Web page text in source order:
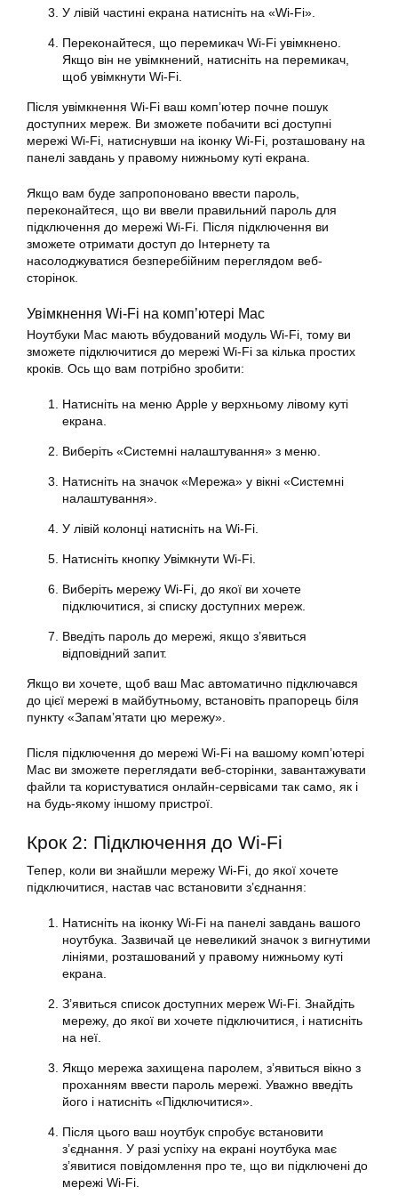
У лівій частині екрана натисніть на «Wi-Fi».
Переконайтеся, що перемикач Wi-Fi увімкнено.
Якщо він не увімкнений, натисніть на перемикач,
щоб увімкнути Wi-Fi.
Після увімкнення Wi-Fi ваш комп’ютер почне пошук
доступних мереж. Ви зможете побачити всі доступні
мережі Wi-Fi, натиснувши на іконку Wi-Fi, розташовану на
панелі завдань у правому нижньому куті екрана.
Якщо вам буде запропоновано ввести пароль,
переконайтеся, що ви ввели правильний пароль для
підключення до мережі Wi-Fi. Після підключення ви
зможете отримати доступ до Інтернету та
насолоджуватися безперебійним переглядом веб-
сторінок.
Увімкнення Wi-Fi на комп’ютері Mac
Ноутбуки Mac мають вбудований модуль Wi-Fi, тому ви
зможете підключитися до мережі Wi-Fi за кілька простих
кроків. Ось що вам потрібно зробити:
Натисніть на меню Apple у верхньому лівому куті
екрана.
Виберіть «Системні налаштування» з меню.
Натисніть на значок «Мережа» у вікні «Системні
налаштування».
У лівій колонці натисніть на Wi-Fi.
Натисніть кнопку Увімкнути Wi-Fi.
Виберіть мережу Wi-Fi, до якої ви хочете
підключитися, зі списку доступних мереж.
Введіть пароль до мережі, якщо з’явиться
відповідний запит.
Якщо ви хочете, щоб ваш Mac автоматично підключався
до цієї мережі в майбутньому, встановіть прапорець біля
пункту «Запам’ятати цю мережу».
Після підключення до мережі Wi-Fi на вашому комп’ютері
Mac ви зможете переглядати веб-сторінки, завантажувати
файли та користуватися онлайн-сервісами так само, як і
на будь-якому іншому пристрої.
Крок 2: Підключення до Wi-Fi
Тепер, коли ви знайшли мережу Wi-Fi, до якої хочете
підключитися, настав час встановити з’єднання:
Натисніть на іконку Wi-Fi на панелі завдань вашого
ноутбука. Зазвичай це невеликий значок з вигнутими
лініями, розташований у правому нижньому куті
екрана.
З’явиться список доступних мереж Wi-Fi. Знайдіть
мережу, до якої ви хочете підключитися, і натисніть
на неї.
Якщо мережа захищена паролем, з’явиться вікно з
проханням ввести пароль мережі. Уважно введіть
його і натисніть «Підключитися».
Після цього ваш ноутбук спробує встановити
з’єднання. У разі успіху на екрані ноутбука має
з’явитися повідомлення про те, що ви підключені до
мережі Wi-Fi.